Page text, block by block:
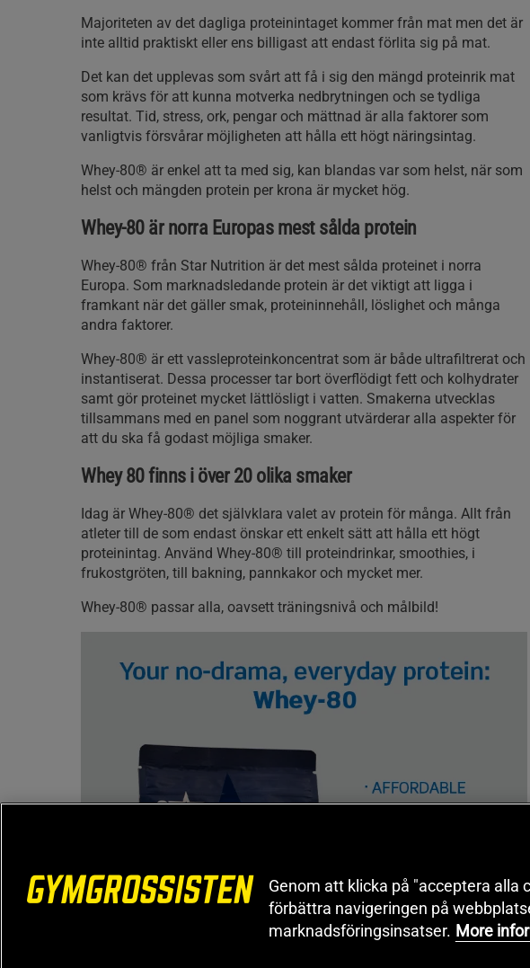
Majoriteten av det dagliga proteinintaget kommer från mat men det är
inte alltid praktiskt eller ens billigast att endast förlita sig på mat.
Det kan det upplevas som svårt att få i sig den mängd proteinrik mat
som krävs för att kunna motverka nedbrytningen och se tydliga
resultat. Tid, stress, ork, pengar och mättnad är alla faktorer som
vanligtvis försvårar möjligheten att hålla ett högt näringsintag.
Whey-80® är enkel att ta med sig, kan blandas var som helst, när som
helst och mängden protein per krona är mycket hög.
Whey-80 är norra Europas mest sålda protein
Whey-80® från Star Nutrition är det mest sålda proteinet i norra
Europa. Som marknadsledande protein är det viktigt att ligga i
framkant när det gäller smak, proteininnehåll, löslighet och många
andra faktorer.
Whey-80® är ett vassleproteinkoncentrat som är både ultrafiltrerat och
instantiserat. Dessa processer tar bort överflödigt fett och kolhydrater
samt gör proteinet mycket lättlösligt i vatten. Smakerna utvecklas
tillsammans med en panel som noggrant utvärderar alla aspekter för
att du ska få godast möjliga smaker.
Whey 80 finns i över 20 olika smaker
Idag är Whey-80® det självklara valet av protein för många. Allt från
atleter till de som endast önskar ett enkelt sätt att hålla ett högt
proteinintag. Använd Whey-80® till proteindrinkar, smoothies, i
frukostgröten, till bakning, pannkakor och mycket mer.
Whey-80® passar alla, oavsett träningsnivå och målbild!
Genom att klicka på "acceptera alla
förbättra navigeringen på
marknadsföringsinsatser. More